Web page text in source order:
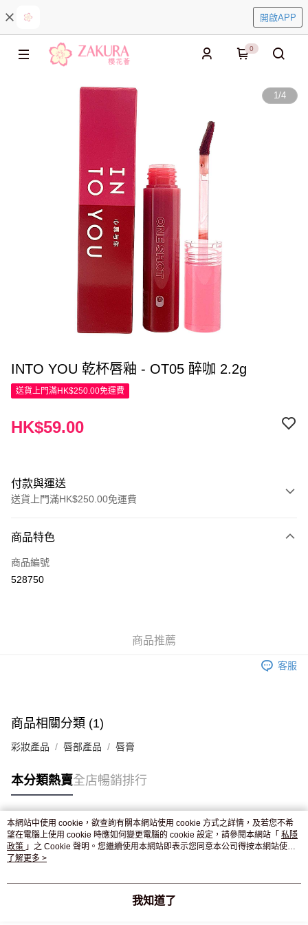
開啟APP
0
1/4
INTO YOU 乾杯唇釉 - OT05 醉咖 2.2g
送貨上門滿HK$250.00免運費
HK$59.00
付款與運送
送貨上門滿HK$250.00免運費
信用卡
Apple Pay
付款後門市自取，訂單確認後2-4個工作天到店，7天內取。逾期後
商品特色
商品編號
528750
商品推薦
客服
商品相關分類 (1)
彩妝產品 唇部產品 唇膏
本分類熱賣全店暢銷排行
熱門標籤
熱銷排行
本網站中使用 cookie，欲查詢有關本網站使用 cookie 方式之詳情，及若您不希
望在電腦上使用 cookie 時應如何變更電腦的 cookie 設定，請參閱本網站「 私隱
政策 」之 Cookie 聲明。您繼續使用本網站即表示您同意本公司得按本網站使用
條款之 Cookie 聲明使用 cookie。
了解更多 >
我知道了